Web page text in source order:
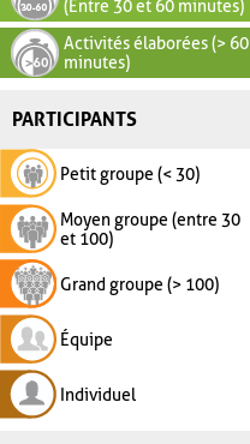
(Entre 30 et 60 minutes)
Activités élaborées (> 60
minutes)
PARTICIPANTS
Petit groupe (< 30)
Moyen groupe (entre 30
et 100)
Grand groupe (> 100)
Équipe
Individuel